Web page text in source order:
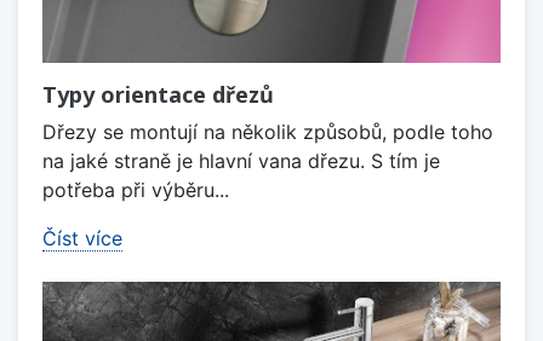
Typy orientace dřezů
Dřezy se montují na několik způsobů, podle toho
na jaké straně je hlavní vana dřezu. S tím je
potřeba při výběru...
Číst více